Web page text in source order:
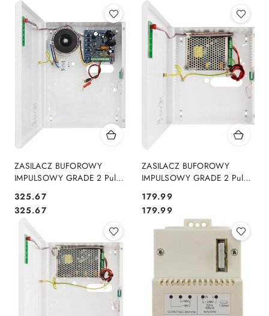
ZASILACZ BUFOROWY
IMPULSOWY GRADE 2 Pulsar
Cena:
325.67
Cena:
325.67
ZASILACZ BUFOROWY
IMPULSOWY GRADE 2 Pulsar
Cena:
179.99
Cena:
179.99